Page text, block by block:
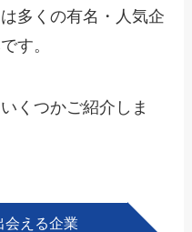
多くの有名・人気企
す。
くつかご紹介しま
会える企業